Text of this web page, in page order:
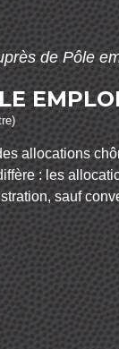
de Pôle
allocations
: les
sauf